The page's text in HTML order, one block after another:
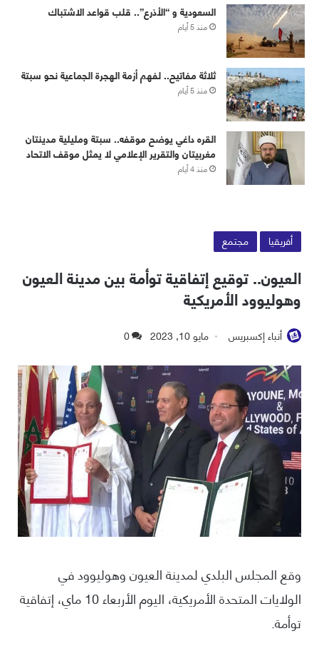
‏⁧‫السعودية‬⁩ و “الأذرع”.. قلب قواعد الاشتباك
منذ 5 أيام
ثلاثة مفاتيح.. لفهم أزمة الهجرة الجماعية نحو سبتة
منذ 5 أيام
القره داغي يوضح موقفه.. سبتة ومليلية مدينتان
مغربيتان والتقرير الإعلامي لا يمثل موقف الاتحاد
منذ 4 أيام